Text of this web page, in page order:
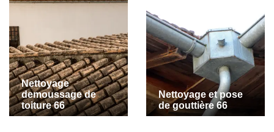
Nettoyage
demoussage de
toiture 66
Nettoyage et pose
de gouttière 66